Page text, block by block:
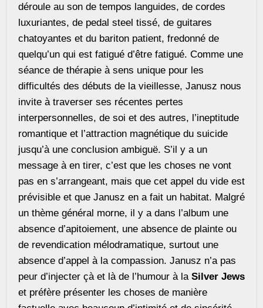
déroule au son de tempos languides, de cordes
luxuriantes, de pedal steel tissé, de guitares
chatoyantes et du bariton patient, fredonné de
quelqu’un qui est fatigué d’être fatigué. Comme une
séance de thérapie à sens unique pour les
difficultés des débuts de la vieillesse, Janusz nous
invite à traverser ses récentes pertes
interpersonnelles, de soi et des autres, l’ineptitude
romantique et l’attraction magnétique du suicide
jusqu’à une conclusion ambiguë. S’il y a un
message à en tirer, c’est que les choses ne vont
pas en s’arrangeant, mais que cet appel du vide est
prévisible et que Janusz en a fait un habitat. Malgré
un thème général morne, il y a dans l’album une
absence d’apitoiement, une absence de plainte ou
de revendication mélodramatique, surtout une
absence d’appel à la compassion. Janusz n’a pas
peur d’injecter çà et là de l’humour à la Silver Jews
et préfère présenter les choses de manière